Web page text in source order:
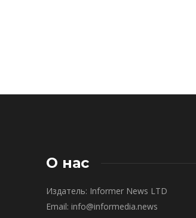
О нас
Издатель: Informer News LTD
Email: info@informedia.news